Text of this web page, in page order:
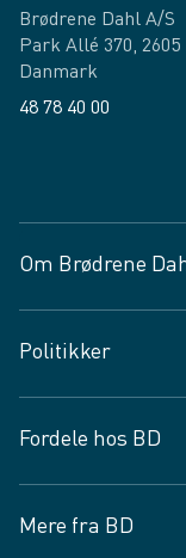
Brødrene Dahl A/S
Park Allé 370, 2605
Danmark
48 78 40 00
Om Brødrene
Vagttelefon 30 10 89
Spørgsmål og svar
Job og karriere
Politikker
Privatlivspolitik
Cookies
Vilkår og betingelser
Fordele hos BD
BD app
Mere fra BD